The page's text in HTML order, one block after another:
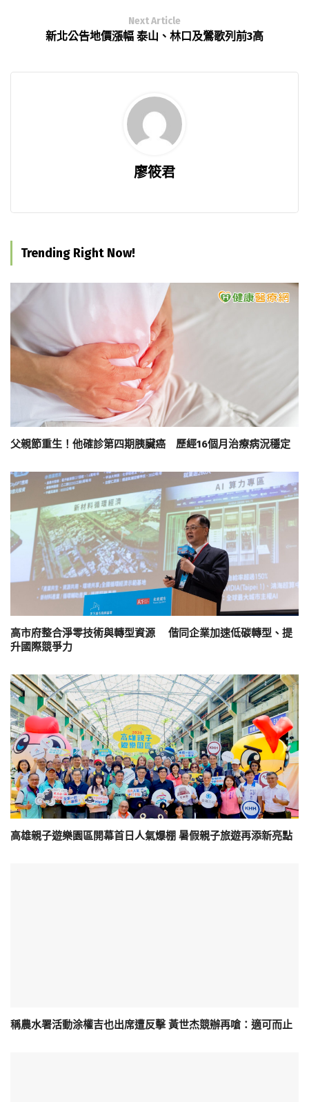
Next Article
新北公告地價漲幅 泰山、林口及鶯歌列前3高
廖筱君
Trending Right Now!
父親節重生！他確診第四期胰臟癌 歷經16個月治療病況穩定
高市府整合淨零技術與轉型資源 偕同企業加速低碳轉型、提
升國際競爭力
高雄親子遊樂園區開幕首日人氣爆棚 暑假親子旅遊再添新亮點
稱農水署活動涂權吉也出席遭反擊 黃世杰競辦再嗆：適可而止